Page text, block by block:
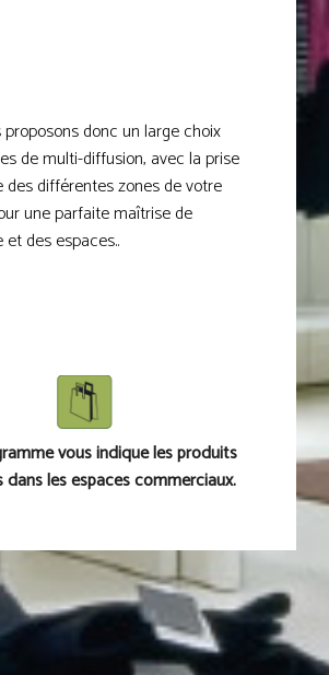
proposons donc un large choix
de multi-diffusion, avec la prise
des différentes zones de votre
une parfaite maîtrise de
et des espaces..
vous indique les produits
dans les espaces commerciaux.